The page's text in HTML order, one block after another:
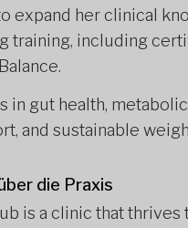
expand her clinical
training, including
in gut health,
and sustainable
die Praxis
is a clinic that thrives